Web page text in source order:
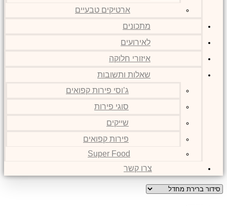
ארטיקים טבעיים
מתכונים
לאירועים
איזורי חלוקה
שאלות ותשובות
ג’וסי פירות קפואים
סוגי פירות
שייקים
פירות קפואים
Super Food
צרו קשר